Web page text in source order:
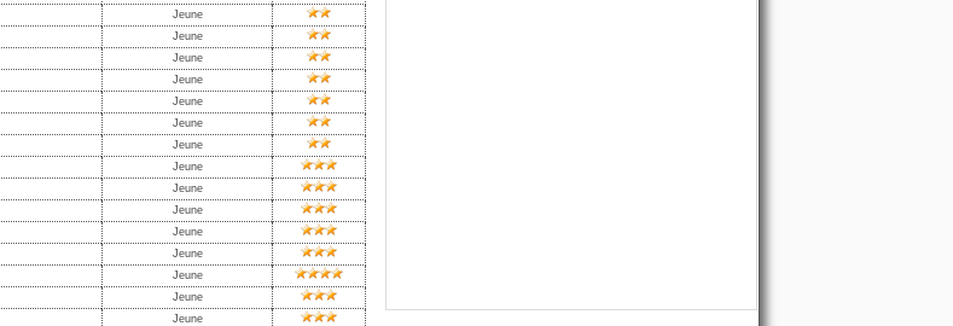
Jeune
Jeune
Jeune
Jeune
Jeune
Jeune
Jeune
Jeune
Jeune
Jeune
Jeune
Jeune
Jeune
Jeune
Jeune